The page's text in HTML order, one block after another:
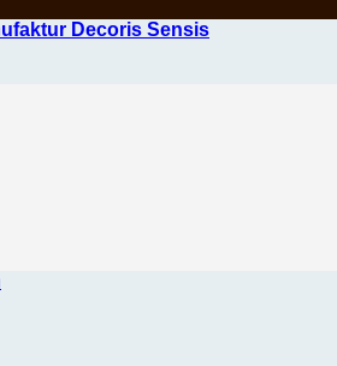
Decoris Sensis